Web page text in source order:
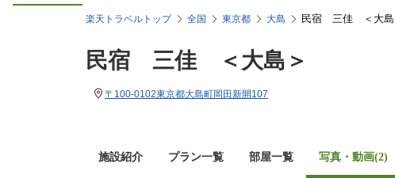
楽天トラベルトップ 全国 東京都 大島 民宿 三佳 ＜大島
民宿 三佳 ＜大島＞
〒100-0102東京都大島町岡田新開107
施設紹介 プラン一覧 部屋一覧 写真・動画(2)